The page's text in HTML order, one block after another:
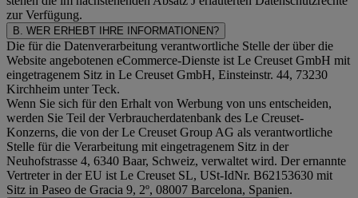
zur Verfügung.
B. WER ERHEBT IHRE INFORMATIONEN?
Die für die Datenverarbeitung verantwortliche Stelle der über die
Website angebotenen eCommerce-Dienste ist Le Creuset GmbH mit
eingetragenem Sitz in Le Creuset GmbH, Einsteinstr. 44, 73230
Kirchheim unter Teck.
Wenn Sie sich für den Erhalt von Werbung von uns entscheiden,
werden Sie Teil der Verbraucherdatenbank des Le Creuset-
Konzerns, die von der Le Creuset Group AG als verantwortliche
Stelle für die Verarbeitung mit eingetragenem Sitz in der
Neuhofstrasse 4, 6340 Baar, Schweiz, verwaltet wird. Der ernannte
Vertreter in der EU ist Le Creuset SL, USt-IdNr. B62153630 mit
Sitz in Paseo de Gracia 9, 2º, 08007 Barcelona, Spanien.